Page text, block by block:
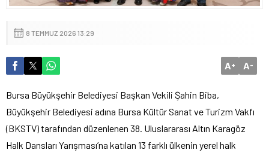
8 TEMMUZ 2026 13:29
A+ A-
Bursa Büyükşehir Belediyesi Başkan Vekili Şahin Biba,
Büyükşehir Belediyesi adına Bursa Kültür Sanat ve Turizm Vakfı
(BKSTV) tarafından düzenlenen 38. Uluslararası Altın Karagöz
Halk Dansları Yarışması’na katılan 13 farklı ülkenin yerel halk